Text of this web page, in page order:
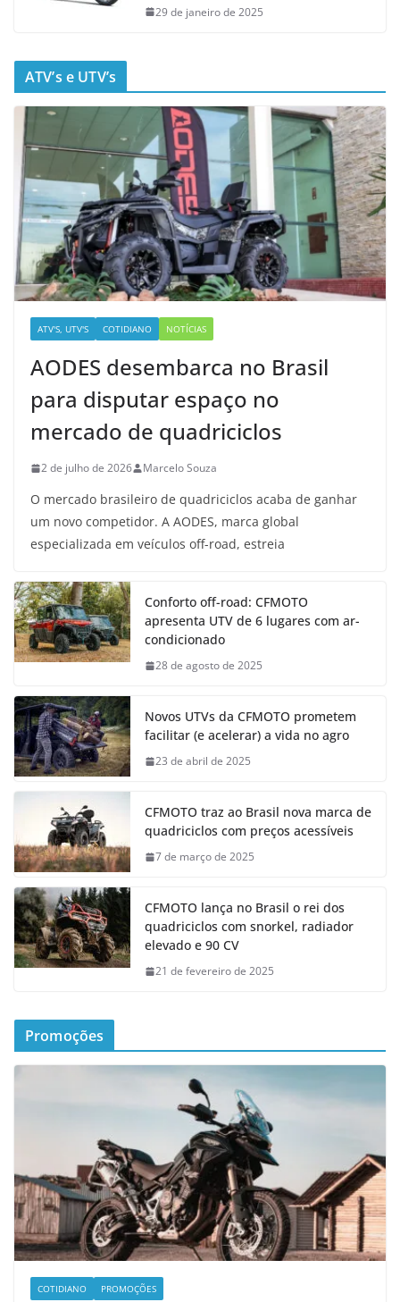
29 de janeiro de 2025
ATV’s e UTV’s
ATV'S, UTV'S COTIDIANO NOTÍCIAS
AODES desembarca no Brasil
para disputar espaço no
mercado de quadriciclos
2 de julho de 2026 Marcelo Souza
O mercado brasileiro de quadriciclos acaba de ganhar
um novo competidor. A AODES, marca global
especializada em veículos off-road, estreia
Conforto off-road: CFMOTO
apresenta UTV de 6 lugares com ar-
condicionado
28 de agosto de 2025
Novos UTVs da CFMOTO prometem
facilitar (e acelerar) a vida no agro
23 de abril de 2025
CFMOTO traz ao Brasil nova marca de
quadriciclos com preços acessíveis
7 de março de 2025
CFMOTO lança no Brasil o rei dos
quadriciclos com snorkel, radiador
elevado e 90 CV
21 de fevereiro de 2025
Promoções
COTIDIANO PROMOÇÕES